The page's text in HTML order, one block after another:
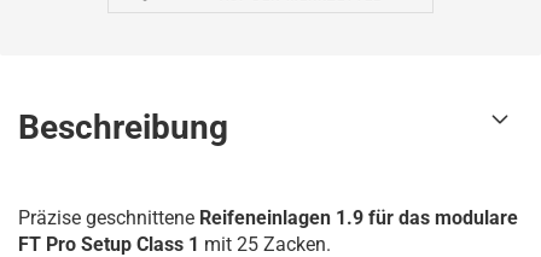
Beschreibung
Präzise geschnittene Reifeneinlagen 1.9 für das modulare
FT Pro Setup Class 1 mit 25 Zacken.